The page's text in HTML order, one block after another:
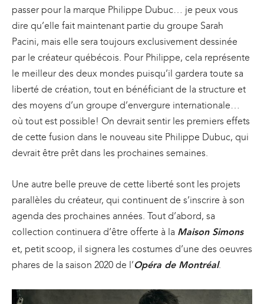
passer pour la marque Philippe Dubuc… je peux vous
dire qu’elle fait maintenant partie du groupe Sarah
Pacini, mais elle sera toujours exclusivement dessinée
par le créateur québécois. Pour Philippe, cela représente
le meilleur des deux mondes puisqu’il gardera toute sa
liberté de création, tout en bénéficiant de la structure et
des moyens d’un groupe d’envergure internationale…
où tout est possible! On devrait sentir les premiers effets
de cette fusion dans le nouveau site Philippe Dubuc, qui
devrait être prêt dans les prochaines semaines.
Une autre belle preuve de cette liberté sont les projets
parallèles du créateur, qui continuent de s’inscrire à son
agenda des prochaines années. Tout d’abord, sa
collection continuera d’être offerte à la Maison Simons
et, petit scoop, il signera les costumes d’une des oeuvres
phares de la saison 2020 de l’Opéra de Montréal.